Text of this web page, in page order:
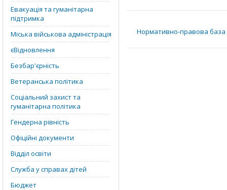
Евакуація та гуманітарна
підтримка
Міська військова адміністрація
єВідновлення
Безбар'єрність
Ветеранська політика
Соціальний захист та
гуманітарна політика
Гендерна рівність
Офіційні документи
Відділ освіти
Служба у справах дітей
Бюджет
Нормативно-правова база